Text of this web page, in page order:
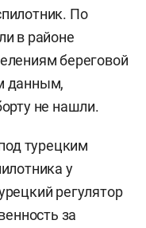
По
в районе
береговой
данным,
не нашли.
турецким
у
регулятор
за